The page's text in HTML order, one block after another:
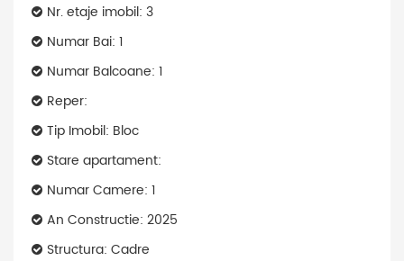
Nr. etaje imobil: 3
Numar Bai: 1
Numar Balcoane: 1
Reper:
Tip Imobil: Bloc
Stare apartament:
Numar Camere: 1
An Constructie: 2025
Structura: Cadre